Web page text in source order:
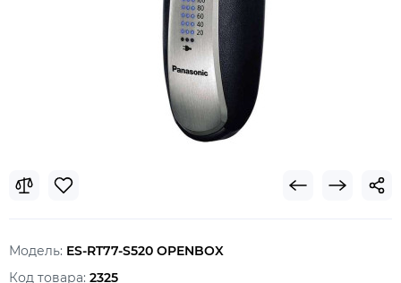
Модель: ES-RT77-S520 OPENBOX
Код товара: 2325